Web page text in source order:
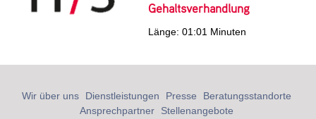
Gehaltsverhandlung
Länge: 01:01 Minuten
Wir über uns Dienstleistungen Presse
Beratungsstandorte
Ansprechpartner
Stellenangebote